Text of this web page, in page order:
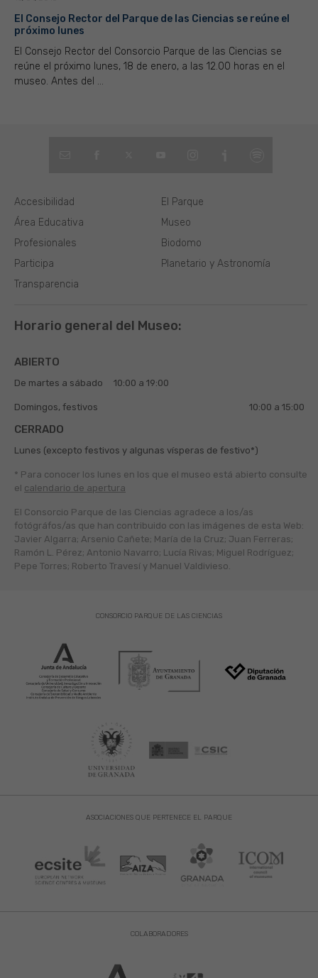
El Consejo Rector del Parque de las Ciencias se reúne el
próximo lunes
El Consejo Rector del Consorcio Parque de las Ciencias se
reúne el próximo lunes, 18 de enero, a las 12.00 horas en el
museo. Antes del ...
El Parque
Museo
Biodomo
Planetario y Astronomía
Área Educativa
Profesionales
Participa
Transparencia
Accesibilidad
Horario general del Museo:
ABIERTO
De martes a sábado 10:00 a 19:00
Domingos, festivos 10:00 a 15:00
CERRADO
Lunes (excepto festivos y algunas vísperas de festivo*)
* Para conocer los lunes en los que el museo está abierto consulte
el calendario de apertura
El Consorcio Parque de las Ciencias agradece a los/as
fotógráfos/as que han contribuido con las imágenes de esta Web:
Javier Algarra; Arsenio Cañete; María de la Cruz; Juan Ferreras;
Ramón L. Pérez; Antonio Navarro; Lucía Rivas; Miguel Rodríguez;
Pepe Torres; Roberto Travesí y Manuel Valdivieso.
ASOCIACIONES QUE PERTENECE EL PARQUE
CONSORCIO PARQUE DE LAS CIENCIAS
COLABORADORES